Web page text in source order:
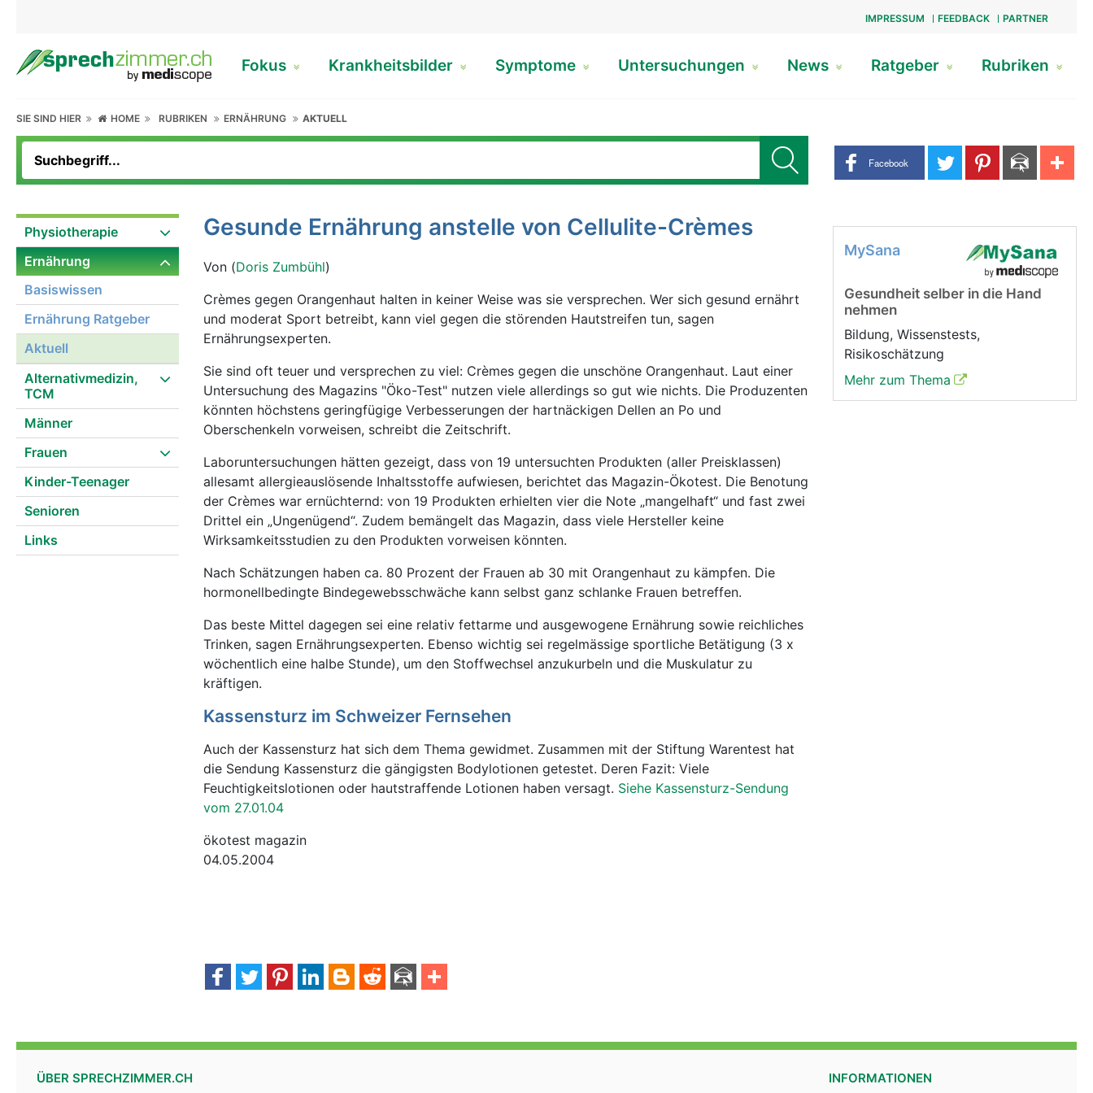
IMPRESSUM FEEDBACK PARTNER
Fokus Krankheitsbilder Symptome Untersuchungen News Ratgeber Rubriken
SIE SIND HIER HOME RUBRIKEN ERNÄHRUNG AKTUELL
Share buttons
Facebook
Physiotherapie
Ernährung
Basiswissen
Ernährung Ratgeber
Aktuell
Alternativmedizin,
TCM
Männer
Frauen
Kinder-Teenager
Senioren
Links
Gesunde Ernährung anstelle von Cellulite-Crèmes
Von (Doris Zumbühl)
Crèmes gegen Orangenhaut halten in keiner Weise was sie versprechen. Wer sich gesund ernährt
und moderat Sport betreibt, kann viel gegen die störenden Hautstreifen tun, sagen
Ernährungsexperten.
Sie sind oft teuer und versprechen zu viel: Crèmes gegen die unschöne Orangenhaut. Laut einer
Untersuchung des Magazins "Öko-Test" nutzen viele allerdings so gut wie nichts. Die Produzenten
könnten höchstens geringfügige Verbesserungen der hartnäckigen Dellen an Po und
Oberschenkeln vorweisen, schreibt die Zeitschrift.
Laboruntersuchungen hätten gezeigt, dass von 19 untersuchten Produkten (aller Preisklassen)
allesamt allergieauslösende Inhaltsstoffe aufwiesen, berichtet das Magazin-Ökotest. Die Benotung
der Crèmes war ernüchternd: von 19 Produkten erhielten vier die Note „mangelhaft“ und fast zwei
Drittel ein „Ungenügend“. Zudem bemängelt das Magazin, dass viele Hersteller keine
Wirksamkeitsstudien zu den Produkten vorweisen könnten.
Nach Schätzungen haben ca. 80 Prozent der Frauen ab 30 mit Orangenhaut zu kämpfen. Die
hormonellbedingte Bindegewebsschwäche kann selbst ganz schlanke Frauen betreffen.
Das beste Mittel dagegen sei eine relativ fettarme und ausgewogene Ernährung sowie reichliches
Trinken, sagen Ernährungsexperten. Ebenso wichtig sei regelmässige sportliche Betätigung (3 x
wöchentlich eine halbe Stunde), um den Stoffwechsel anzukurbeln und die Muskulatur zu
kräftigen.
Kassensturz im Schweizer Fernsehen
Auch der Kassensturz hat sich dem Thema gewidmet. Zusammen mit der Stiftung Warentest hat
die Sendung Kassensturz die gängigsten Bodylotionen getestet. Deren Fazit: Viele
Feuchtigkeitslotionen oder hautstraffende Lotionen haben versagt. Siehe Kassensturz-Sendung
vom 27.01.04
ökotest magazin
04.05.2004
MySana
Gesundheit selber in die Hand
nehmen
Bildung, Wissenstests,
Risikoschätzung
Mehr zum Thema
ÜBER SPRECHZIMMER.CH INFORMATIONEN